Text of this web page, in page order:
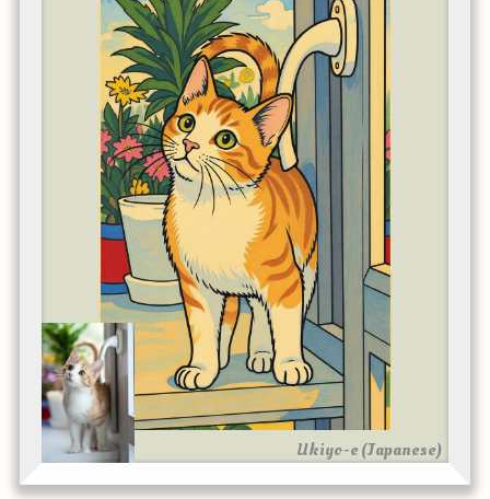
Ukiyo-e (Japanese)